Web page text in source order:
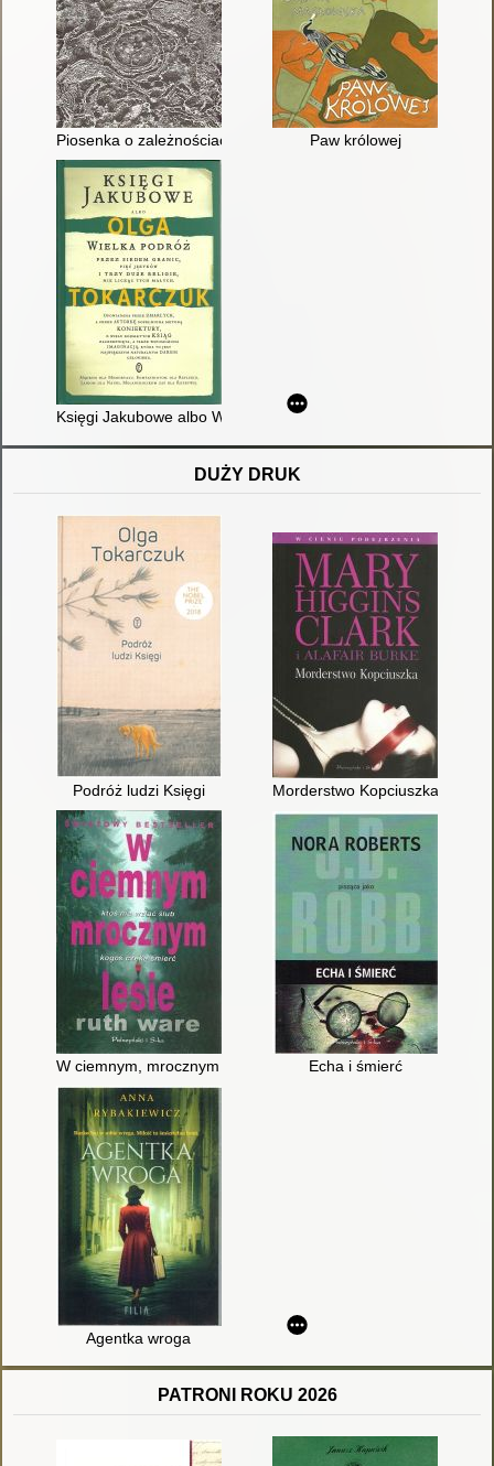
Piosenka o zależnościach i uzależnieniachPaw królowej
Księgi Jakubowe albo Wielka podróż przez siedem granic,
DUŻY DRUK
Podróż ludzi Księgi Morderstwo Kopciuszka
W ciemnym, mrocznym lesie Echa i śmierć
Agentka wroga
PATRONI ROKU 2026